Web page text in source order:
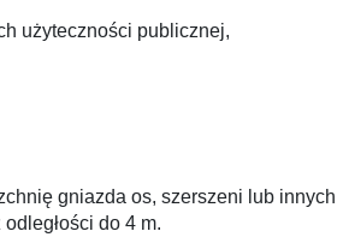
użyteczności publicznej,
gniazda os, szerszeni lub innych
do 4 m.